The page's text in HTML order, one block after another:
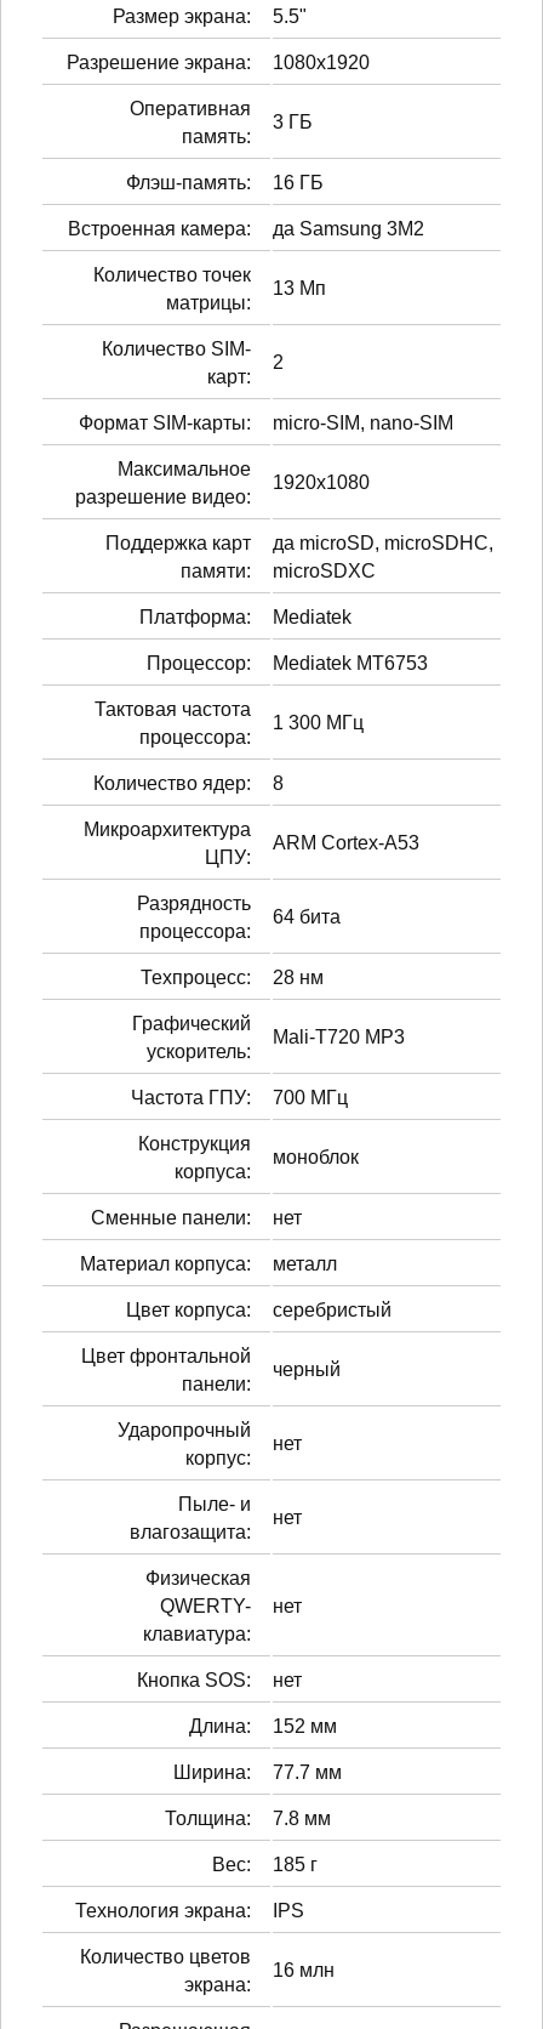
Размер экрана: 5.5"
Разрешение экрана: 1080x1920
Оперативная
память:
3 ГБ
Флэш-память: 16 ГБ
Встроенная камера: да Samsung 3M2
Количество точек
матрицы:
13 Мп
Количество SIM-
карт:
2
Формат SIM-карты: micro-SIM, nano-SIM
Максимальное
разрешение видео:
1920x1080
Поддержка карт
памяти:
да microSD, microSDHC,
microSDXC
Платформа: Mediatek
Процессор: Mediatek MT6753
Тактовая частота
процессора:
1 300 МГц
Количество ядер: 8
Микроархитектура
ЦПУ:
ARM Cortex-A53
Разрядность
процессора:
64 бита
Техпроцесс: 28 нм
Графический
ускоритель:
Mali-T720 MP3
Частота ГПУ: 700 МГц
Конструкция
корпуса:
моноблок
Сменные панели: нет
Материал корпуса: металл
Цвет корпуса: серебристый
Цвет фронтальной
панели:
черный
Ударопрочный
корпус:
нет
Пыле- и
влагозащита:
нет
Физическая
QWERTY-
клавиатура:
нет
Кнопка SOS: нет
Длина: 152 мм
Ширина: 77.7 мм
Толщина: 7.8 мм
Вес: 185 г
Технология экрана: IPS
Количество цветов
экрана:
16 млн